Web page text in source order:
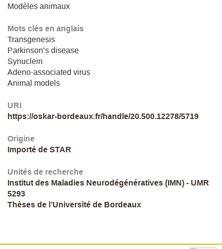
Modèles animaux
Mots clés en anglais
Transgenesis
Parkinson’s disease
Synuclein
Adeno-associated virus
Animal models
URI
https://oskar-bordeaux.fr/handle/20.500.12278/5719
Origine
Importé de STAR
Unités de recherche
Institut des Maladies Neurodégénératives (IMN) - UMR
5293
Thèses de l’Université de Bordeaux